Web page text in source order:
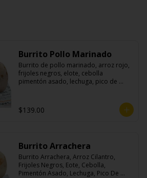
Burrito Pollo Marinado
Burrito de pollo marinado, arroz rojo,
frijoles negros, elote, cebolla
pimentón asado, lechuga, pico de
$139.00
Burrito Arrachera
Burrito Arrachera, Arroz Cilantro,
Frijoles Negros, Eote, Cebolla,
Pimentón Asado, Lechuga, Pico De